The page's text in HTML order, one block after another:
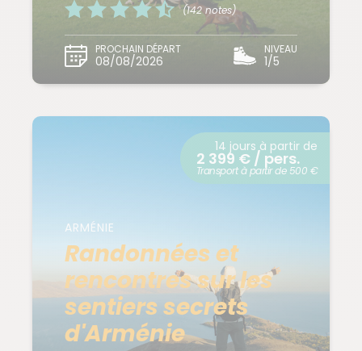
(142 notes)
PROCHAIN DÉPART
08/08/2026
NIVEAU
1/5
ARMÉNIE
Randonnées et
rencontres sur les
sentiers secrets
d'Arménie
14 jours à partir de
2 399 € / pers.
Transport à partir de 500 €